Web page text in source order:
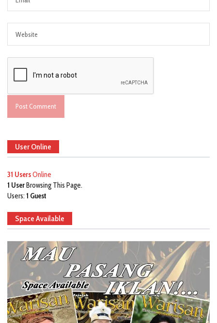
User Online
31 UsersOnline
1 UserBrowsing This Page.
Users: 1 Guest
Space Available